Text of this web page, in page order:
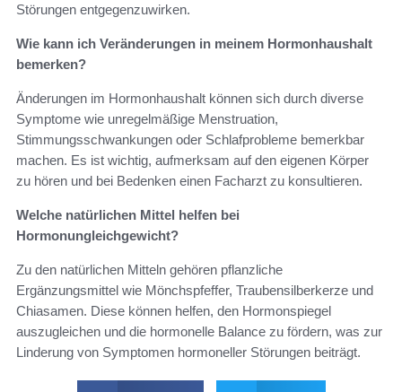
Störungen entgegenzuwirken.
Wie kann ich Veränderungen in meinem Hormonhaushalt
bemerken?
Änderungen im Hormonhaushalt können sich durch diverse
Symptome wie unregelmäßige Menstruation,
Stimmungsschwankungen oder Schlafprobleme bemerkbar
machen. Es ist wichtig, aufmerksam auf den eigenen Körper
zu hören und bei Bedenken einen Facharzt zu konsultieren.
Welche natürlichen Mittel helfen bei
Hormonungleichgewicht?
Zu den natürlichen Mitteln gehören pflanzliche
Ergänzungsmittel wie Mönchspfeffer, Traubensilberkerze und
Chiasamen. Diese können helfen, den Hormonspiegel
auszugleichen und die hormonelle Balance zu fördern, was zur
Linderung von Symptomen hormoneller Störungen beiträgt.